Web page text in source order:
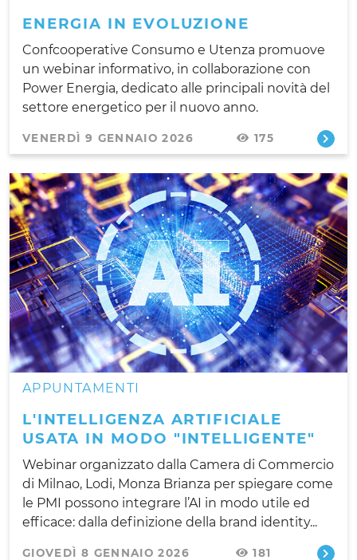
ENERGIA IN EVOLUZIONE
Confcooperative Consumo e Utenza promuove
un webinar informativo, in collaborazione con
Power Energia, dedicato alle principali novità del
settore energetico per il nuovo anno.
VENERDÌ 9 GENNAIO 2026 175
APPUNTAMENTI
L'INTELLIGENZA ARTIFICIALE
USATA IN MODO "INTELLIGENTE"
Webinar organizzato dalla Camera di Commercio
di Milnao, Lodi, Monza Brianza per spiegare come
le PMI possono integrare l’AI in modo utile ed
efficace: dalla definizione della brand identity...
GIOVEDÌ 8 GENNAIO 2026 181